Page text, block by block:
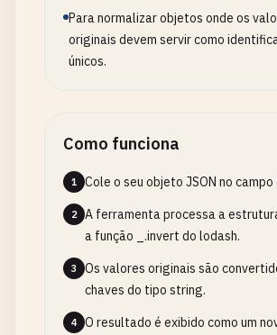
Para normalizar objetos onde os
originais devem servir como
únicos.
Como funciona
1 Cole o seu objeto JSON no
2
A ferramenta processa a
a função _.invert do lodash.
3
Os valores originais são
chaves do tipo string.
4
O resultado é exibido como um